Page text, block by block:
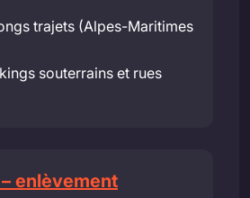
trajets (Alpes-Maritimes
souterrains et rues
enlèvement